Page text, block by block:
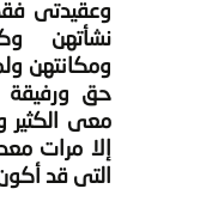
وعقيدتى
نشأتهن
ومكانتهن
حق
معى الكثير
إلا مرات
التى قد